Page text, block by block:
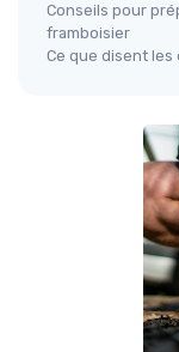
Conseils pour
framboisier
Ce que disent